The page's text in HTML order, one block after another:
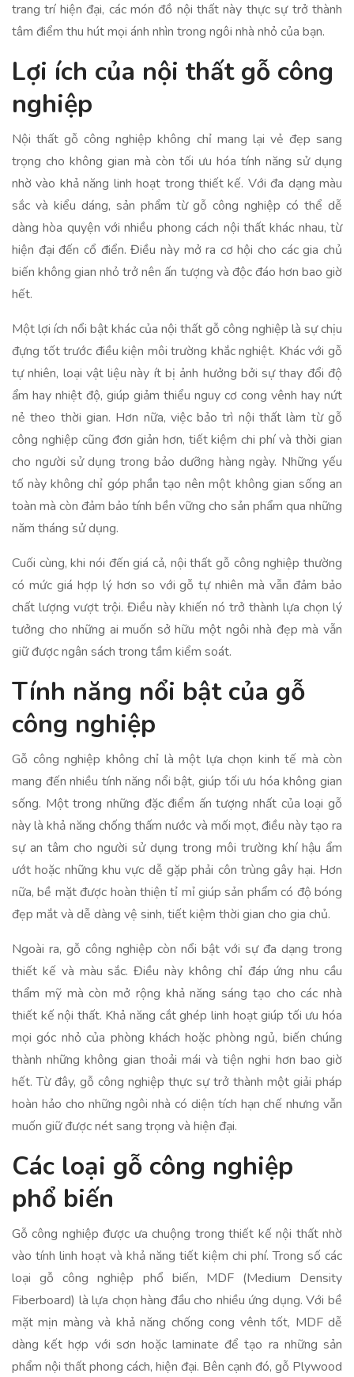
trang trí hiện đại, các món đồ nội thất này thực sự trở thành
tâm điểm thu hút mọi ánh nhìn trong ngôi nhà nhỏ của bạn.
Lợi ích của nội thất gỗ công
nghiệp
Nội thất gỗ công nghiệp không chỉ mang lại vẻ đẹp sang
trọng cho không gian mà còn tối ưu hóa tính năng sử dụng
nhờ vào khả năng linh hoạt trong thiết kế. Với đa dạng màu
sắc và kiểu dáng, sản phẩm từ gỗ công nghiệp có thể dễ
dàng hòa quyện với nhiều phong cách nội thất khác nhau, từ
hiện đại đến cổ điển. Điều này mở ra cơ hội cho các gia chủ
biến không gian nhỏ trở nên ấn tượng và độc đáo hơn bao giờ
hết.
Một lợi ích nổi bật khác của nội thất gỗ công nghiệp là sự chịu
đựng tốt trước điều kiện môi trường khắc nghiệt. Khác với gỗ
tự nhiên, loại vật liệu này ít bị ảnh hưởng bởi sự thay đổi độ
ẩm hay nhiệt độ, giúp giảm thiểu nguy cơ cong vênh hay nứt
nẻ theo thời gian. Hơn nữa, việc bảo trì nội thất làm từ gỗ
công nghiệp cũng đơn giản hơn, tiết kiệm chi phí và thời gian
cho người sử dụng trong bảo dưỡng hàng ngày. Những yếu
tố này không chỉ góp phần tạo nên một không gian sống an
toàn mà còn đảm bảo tính bền vững cho sản phẩm qua những
năm tháng sử dụng.
Cuối cùng, khi nói đến giá cả, nội thất gỗ công nghiệp thường
có mức giá hợp lý hơn so với gỗ tự nhiên mà vẫn đảm bảo
chất lượng vượt trội. Điều này khiến nó trở thành lựa chọn lý
tưởng cho những ai muốn sở hữu một ngôi nhà đẹp mà vẫn
giữ được ngân sách trong tầm kiểm soát.
Tính năng nổi bật của gỗ
công nghiệp
Gỗ công nghiệp không chỉ là một lựa chọn kinh tế mà còn
mang đến nhiều tính năng nổi bật, giúp tối ưu hóa không gian
sống. Một trong những đặc điểm ấn tượng nhất của loại gỗ
này là khả năng chống thấm nước và mối mọt, điều này tạo ra
sự an tâm cho người sử dụng trong môi trường khí hậu ẩm
ướt hoặc những khu vực dễ gặp phải côn trùng gây hại. Hơn
nữa, bề mặt được hoàn thiện tỉ mỉ giúp sản phẩm có độ bóng
đẹp mắt và dễ dàng vệ sinh, tiết kiệm thời gian cho gia chủ.
Ngoài ra, gỗ công nghiệp còn nổi bật với sự đa dạng trong
thiết kế và màu sắc. Điều này không chỉ đáp ứng nhu cầu
thẩm mỹ mà còn mở rộng khả năng sáng tạo cho các nhà
thiết kế nội thất. Khả năng cắt ghép linh hoạt giúp tối ưu hóa
mọi góc nhỏ của phòng khách hoặc phòng ngủ, biến chúng
thành những không gian thoải mái và tiện nghi hơn bao giờ
hết. Từ đây, gỗ công nghiệp thực sự trở thành một giải pháp
hoàn hảo cho những ngôi nhà có diện tích hạn chế nhưng vẫn
muốn giữ được nét sang trọng và hiện đại.
Các loại gỗ công nghiệp
phổ biến
Gỗ công nghiệp được ưa chuộng trong thiết kế nội thất nhờ
vào tính linh hoạt và khả năng tiết kiệm chi phí. Trong số các
loại gỗ công nghiệp phổ biến, MDF (Medium Density
Fiberboard) là lựa chọn hàng đầu cho nhiều ứng dụng. Với bề
mặt mịn màng và khả năng chống cong vênh tốt, MDF dễ
dàng kết hợp với sơn hoặc laminate để tạo ra những sản
phẩm nội thất phong cách, hiện đại. Bên cạnh đó, gỗ Plywood